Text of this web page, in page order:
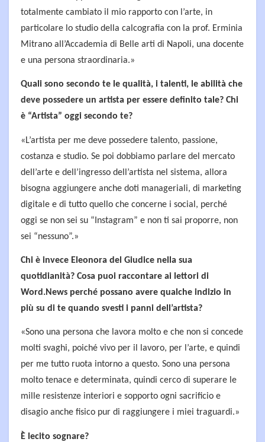
totalmente cambiato il mio rapporto con l’arte, in
particolare lo studio della calcografia con la prof. Erminia
Mitrano all’Accademia di Belle arti di Napoli, una docente
e una persona straordinaria.»
Quali sono secondo te le qualità, i talenti, le abilità che
deve possedere un artista per essere definito tale? Chi
è “Artista” oggi secondo te?
«L’artista per me deve possedere talento, passione,
costanza e studio. Se poi dobbiamo parlare del mercato
dell’arte e dell’ingresso dell’artista nel sistema, allora
bisogna aggiungere anche doti manageriali, di marketing
digitale e di tutto quello che concerne i social, perché
oggi se non sei su “Instagram” e non ti sai proporre, non
sei “nessuno”.»
Chi è invece Eleonora del Giudice nella sua
quotidianità? Cosa puoi raccontare ai lettori di
Word.News perché possano avere qualche indizio in
più su di te quando svesti i panni dell’artista?
«Sono una persona che lavora molto e che non si concede
molti svaghi, poiché vivo per il lavoro, per l’arte, e quindi
per me tutto ruota intorno a questo. Sono una persona
molto tenace e determinata, quindi cerco di superare le
mille resistenze interiori e sopporto ogni sacrificio e
disagio anche fisico pur di raggiungere i miei traguardi.»
È lecito sognare?